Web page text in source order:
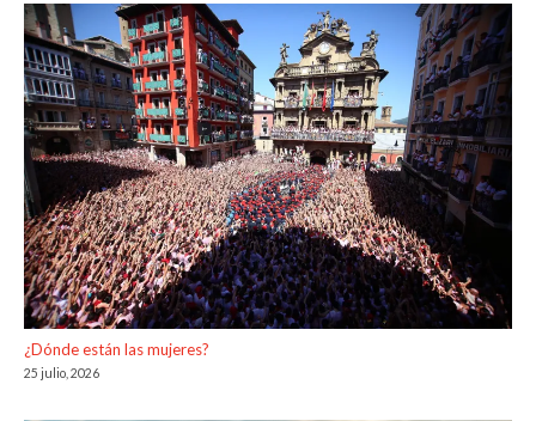
¿Dónde están las mujeres?
25 julio, 2026